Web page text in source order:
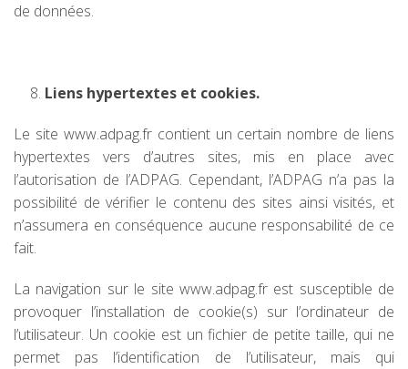
de données.
Liens hypertextes et cookies.
Le site www.adpag.fr contient un certain nombre de liens
hypertextes vers d’autres sites, mis en place avec
l’autorisation de l’ADPAG. Cependant, l’ADPAG n’a pas la
possibilité de vérifier le contenu des sites ainsi visités, et
n’assumera en conséquence aucune responsabilité de ce
fait.
La navigation sur le site www.adpag.fr est susceptible de
provoquer l’installation de cookie(s) sur l’ordinateur de
l’utilisateur. Un cookie est un fichier de petite taille, qui ne
permet pas l’identification de l’utilisateur, mais qui